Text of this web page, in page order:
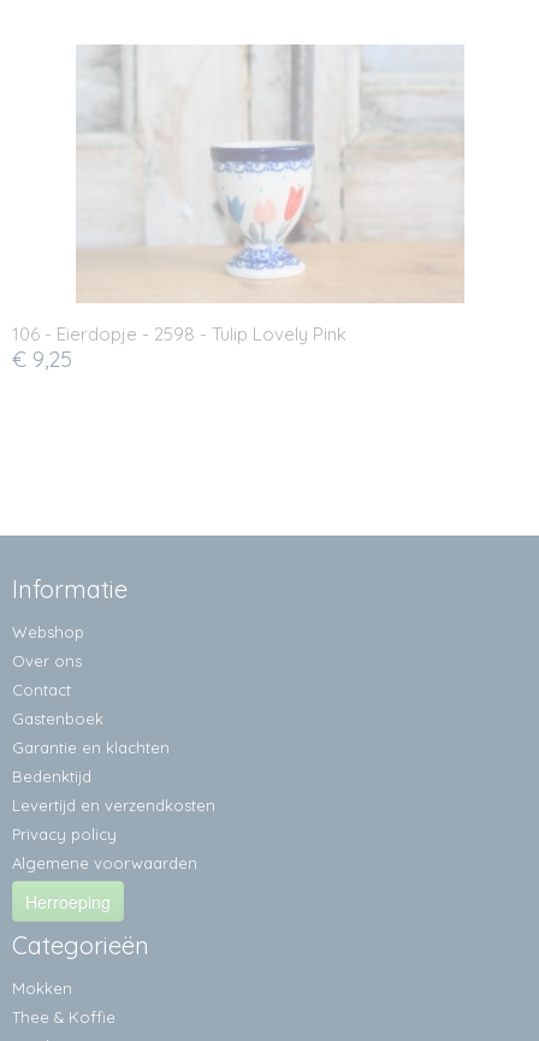
106 - Eierdopje - 2598 - Tulip Lovely Pink
€ 9,25
Informatie
Webshop
Over ons
Contact
Gastenboek
Garantie en klachten
Bedenktijd
Levertijd en verzendkosten
Privacy policy
Algemene voorwaarden
Herroeping
Categorieën
Mokken
Thee & Koffie